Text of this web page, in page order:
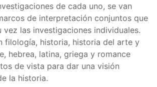
de cada uno, se van
de interpretación conjuntos que
vez las investigaciones individuales.
filología, historia, historia del arte y
hebrea, latina, griega y romance
de vista para dar una visión
la historia.